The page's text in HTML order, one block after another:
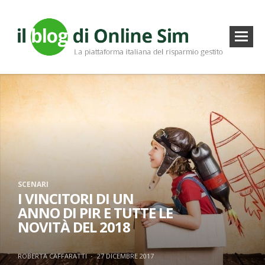
SCENARI
I VINCITORI DI UN
ANNO DI PIR E TUTTE LE
NOVITÀ DEL 2018
ROBERTA CAFFARATTI · 27 DICEMBRE 2017